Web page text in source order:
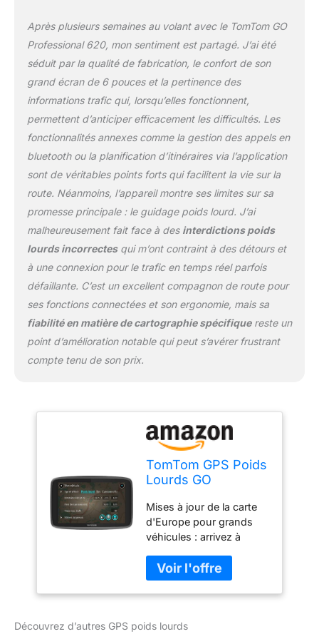
d'ordinateur Écran tactile
d'un simple clic votre
GPS TomTom GO
Professional sur sa
fixation, puis visualisez
les instructions sur
l'écran très lumineux,
lisible en plein soleil
Appels mains-libres &
messages via Bluetooth :
synchronisez le
une conduite plus sûre;
profitez du confort des
appels mains-libres et de
la lecture des messages
à voix haute
Après plusieurs semaines au volant avec le TomTom GO
Professional 620, mon sentiment est partagé. J’ai été
séduit par la qualité de fabrication, le confort de son
grand écran de 6 pouces et la pertinence des
informations trafic qui, lorsqu’elles fonctionnent,
permettent d’anticiper efficacement les difficultés. Les
fonctionnalités annexes comme la gestion des appels en
bluetooth ou la planification d’itinéraires via l’application
sont de véritables points forts qui facilitent la vie sur la
route. Néanmoins, l’appareil montre ses limites sur sa
promesse principale : le guidage poids lourd. J’ai
malheureusement fait face à des interdictions poids
lourds incorrectesqui m’ont contraint à des détours et
à une connexion pour le trafic en temps réel parfois
défaillante. C’est un excellent compagnon de route pour
ses fonctions connectées et son ergonomie, mais sa
fiabilité en matière de cartographie spécifiquereste un
point d’amélioration notable qui peut s’avérer frustrant
compte tenu de son prix.
TomTom GPS Poids
Lourds GO
6 pouces,
Cartographie
Europe 49, Trafic
via Smartphone
Mises à jour de la carte
d'Europe pour grands
véhicules : arrivez à
aux parcours adaptés
aux caractéristiques de
votre véhicule (taille,
marchandises) Service et
Découvrez d’autres GPS poids lourds